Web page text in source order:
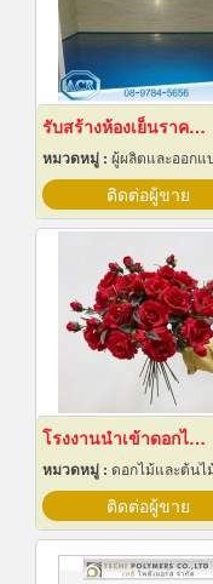
รับสร้างห้องเย็นราคาถูก
หมวดหมู่ : ผู้ผลิตและออกแบบติดตั้งห้
ติดต่อผู้ขาย
โรงงานนำเข้าดอกไม้ปลอม
หมวดหมู่ : ดอกไม้และต้นไ
ติดต่อผู้ขาย